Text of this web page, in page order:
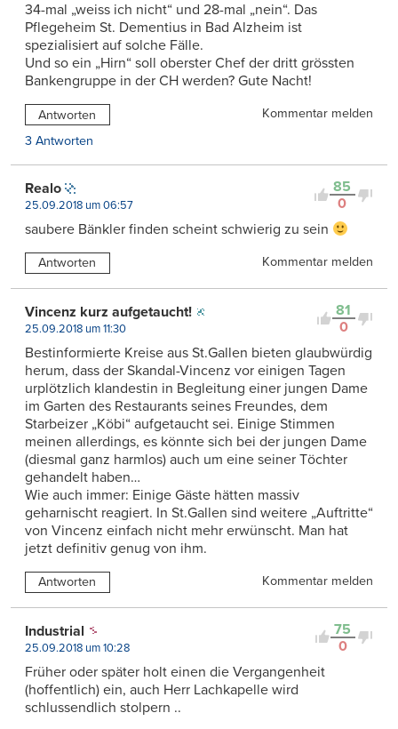
34-mal „weiss ich nicht“ und 28-mal „nein“. Das
Pflegeheim St. Dementius in Bad Alzheim ist
spezialisiert auf solche Fälle.
Und so ein „Hirn“ soll oberster Chef der dritt grössten
Bankengruppe in der CH werden? Gute Nacht!
Antworten
Kommentar melden
3 Antworten
85
0
Realo
25.09.2018 um 06:57
saubere Bänkler finden scheint schwierig zu sein
Antworten Kommentar melden
81
0
Vincenz kurz aufgetaucht!
25.09.2018 um 11:30
Bestinformierte Kreise aus St.Gallen bieten glaubwürdig
herum, dass der Skandal-Vincenz vor einigen Tagen
urplötzlich klandestin in Begleitung einer jungen Dame
im Garten des Restaurants seines Freundes, dem
Starbeizer „Köbi“ aufgetaucht sei. Einige Stimmen
meinen allerdings, es könnte sich bei der jungen Dame
(diesmal ganz harmlos) auch um eine seiner Töchter
gehandelt haben…
Wie auch immer: Einige Gäste hätten massiv
geharnischt reagiert. In St.Gallen sind weitere „Auftritte“
von Vincenz einfach nicht mehr erwünscht. Man hat
jetzt definitiv genug von ihm.
Antworten Kommentar melden
75
0
Industrial
25.09.2018 um 10:28
Früher oder später holt einen die Vergangenheit
(hoffentlich) ein, auch Herr Lachkapelle wird
schlussendlich stolpern ..